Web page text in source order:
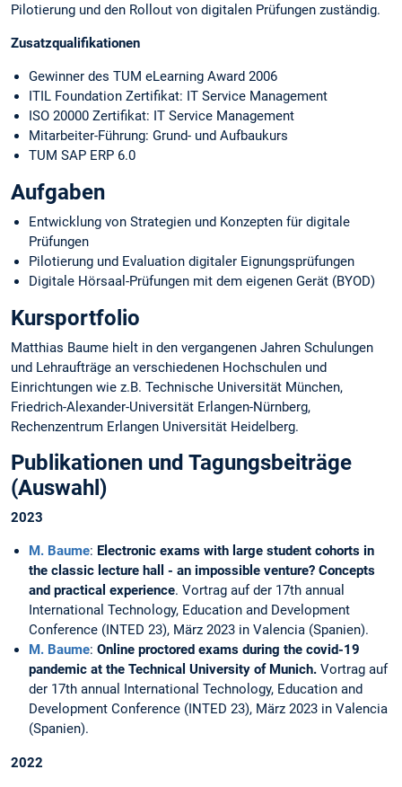
Pilotierung und den Rollout von digitalen Prüfungen zuständig.
Zusatzqualifikationen
Gewinner des TUM eLearning Award 2006
ITIL Foundation Zertifikat: IT Service Management
ISO 20000 Zertifikat: IT Service Management
Mitarbeiter-Führung: Grund- und Aufbaukurs
TUM SAP ERP 6.0
Aufgaben
Entwicklung von Strategien und Konzepten für digitale
Prüfungen
Pilotierung und Evaluation digitaler Eignungsprüfungen
Digitale Hörsaal-Prüfungen mit dem eigenen Gerät (BYOD)
Kursportfolio
Matthias Baume hielt in den vergangenen Jahren Schulungen
und Lehraufträge an verschiedenen Hochschulen und
Einrichtungen wie z.B. Technische Universität München,
Friedrich-Alexander-Universität Erlangen-Nürnberg,
Rechenzentrum Erlangen Universität Heidelberg.
Publikationen und Tagungsbeiträge
(Auswahl)
2023
M. Baume: Electronic exams with large student cohorts in
the classic lecture hall - an impossible venture? Concepts
and practical experience. Vortrag auf der 17th annual
International Technology, Education and Development
Conference (INTED 23), März 2023 in Valencia (Spanien).
M. Baume: Online proctored exams during the covid-19
pandemic at the Technical University of Munich. Vortrag auf
der 17th annual International Technology, Education and
Development Conference (INTED 23), März 2023 in Valencia
(Spanien).
2022